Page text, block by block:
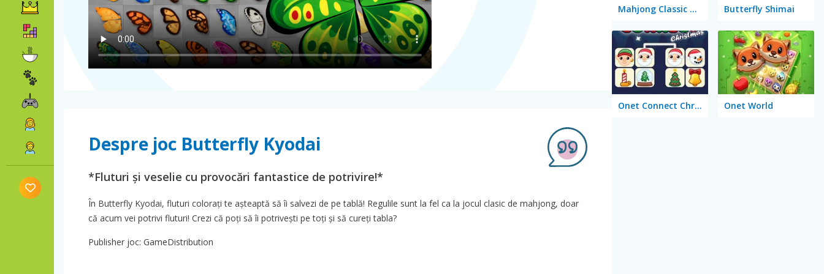
Despre joc Butterfly Kyodai
*Fluturi și veselie cu provocări fantastice de potrivire!*
În Butterfly Kyodai, fluturi colorați te așteaptă să îi salvezi de pe tablă! Regulile sunt la fel ca la jocul clasic de mahjong, doar
că acum vei potrivi fluturi! Crezi că poți să îi potrivești pe toți și să cureți tabla?
Publisher joc: GameDistribution
Mahjong Classic Mobile Butterfly Shimai
Onet Connect Christmas Onet World